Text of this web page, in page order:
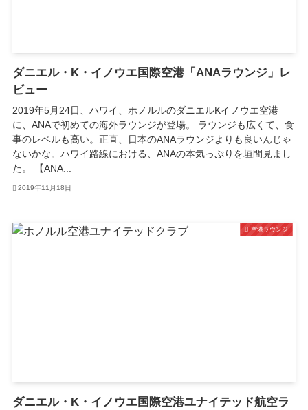
ダニエル・K・イノウエ国際空港「ANAラウンジ」レ
ビュー
2019年5月24日、ハワイ、ホノルルのダニエルKイノウエ空港
に、ANAで初めての海外ラウンジが登場。 ラウンジも広くて、食
事のレベルも高い。正直、日本のANAラウンジよりも良いんじゃ
ないかな。ハワイ路線における、ANAの本気っぷりを垣間見まし
た。 【ANA...
2019年11月18日
空港ラウンジ
ダニエル・K・イノウエ国際空港ユナイテッド航空ラ